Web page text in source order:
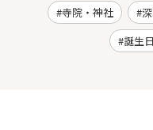
寺院・神社
誕生